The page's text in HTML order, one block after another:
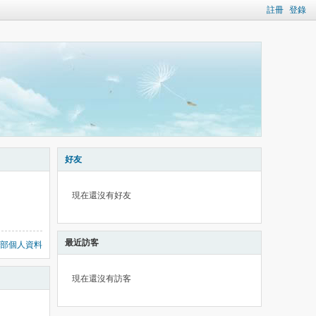
註冊 登錄
個人資料
好友
現在還沒有好友
最近訪客
現在還沒有訪客